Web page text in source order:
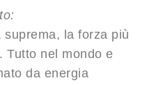
:
la forza più
Tutto nel mondo e
da energia